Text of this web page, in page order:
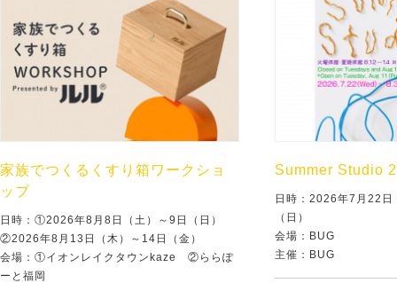
家族でつくるくすり箱ワークショ
ップ
日時：①2026年8月8日（土）～9日（日）
②2026年8月13日（木）～14日（金）
会場：①イオンレイクタウンkaze ②ららぽ
ーと福岡
Summer Studio
日時：2026年7月22
（日）
会場：BUG
主催：BUG